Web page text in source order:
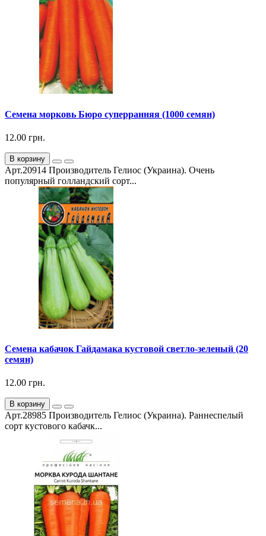
Семена морковь Бюро суперранняя (1000 семян)
12.00 грн.
В корзину
Арт.20914 Производитель Гелиос (Украина). Очень
популярный голландский сорт...
Семена кабачок Гайдамака кустовой светло-зеленый (20
семян)
12.00 грн.
В корзину
Арт.28985 Производитель Гелиос (Украина). Раннеспелый
сорт кустового кабачк...